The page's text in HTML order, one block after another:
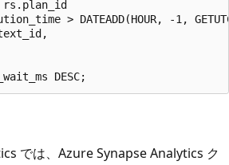
> DATEADD(HOUR, -1,
では、Azure Synapse Analytics ク